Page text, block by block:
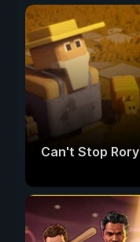
Can't Stop Rory